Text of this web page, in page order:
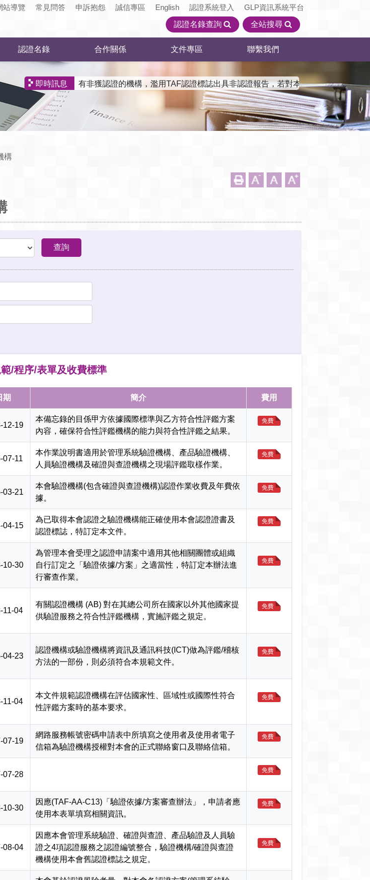
站導覽 常見問答 申訴抱怨 誠信專區 English 認證系統登入
GLP資訊系統平台
認證名錄查詢
全站搜尋
認證名錄 合作關係 文件專區 聯繫我們
即時訊息 有非獲認證的機構，濫用TAF認證標誌出具非認證報告，若對本會認證機構資訊
構
/程序/表單及收費標準
期 簡介 費用
12-19
本備忘錄的目係甲方依據國際標準與乙方符合性評鑑方案
內容，確保符合性評鑑機構的能力與符合性評鑑之結果。
免費
07-11
本作業說明書適用於管理系統驗證機構、產品驗證機構、
人員驗證機構及確證與查證機構之現場評鑑取樣作業。
免費
03-21
本會驗證機構(包含確證與查證機構)認證作業收費及年費依
據。
免費
04-15
為已取得本會認證之驗證機構能正確使用本會認證證書及
認證標誌，特訂定本文件。
免費
10-30
為管理本會受理之認證申請案中適用其他相關團體或組織
自行訂定之「驗證依據/方案」之適當性，特訂定本辦法進
行審查作業。
免費
11-04
有關認證機構 (AB) 對在其總公司所在國家以外其他國家提
供驗證服務之符合性評鑑機構，實施評鑑之規定。
免費
04-23
認證機構或驗證機構將資訊及通訊科技(ICT)做為評鑑/稽核
方法的一部份，則必須符合本規範文件。
免費
11-04
本文件規範認證機構在評估國家性、區域性或國際性符合
性評鑑方案時的基本要求。
免費
07-19
網路服務帳號密碼申請表中所填寫之使用者及使用者電子
信箱為驗證機構授權對本會的正式聯絡窗口及聯絡信箱。
免費
07-28 免費
10-30
因應(TAF-AA-C13)「驗證依據/方案審查辦法」，申請者應
使用本表單填寫相關資訊。
免費
08-04
因應本會管理系統驗證、確證與查證、產品驗證及人員驗
證之4項認證服務之認證編號整合，驗證機構/確證與查證
機構使用本會舊認證標誌之規定。
免費